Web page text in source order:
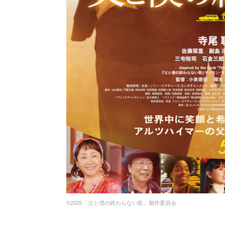
©2025「父と僕の終わらない歌」製作委員会